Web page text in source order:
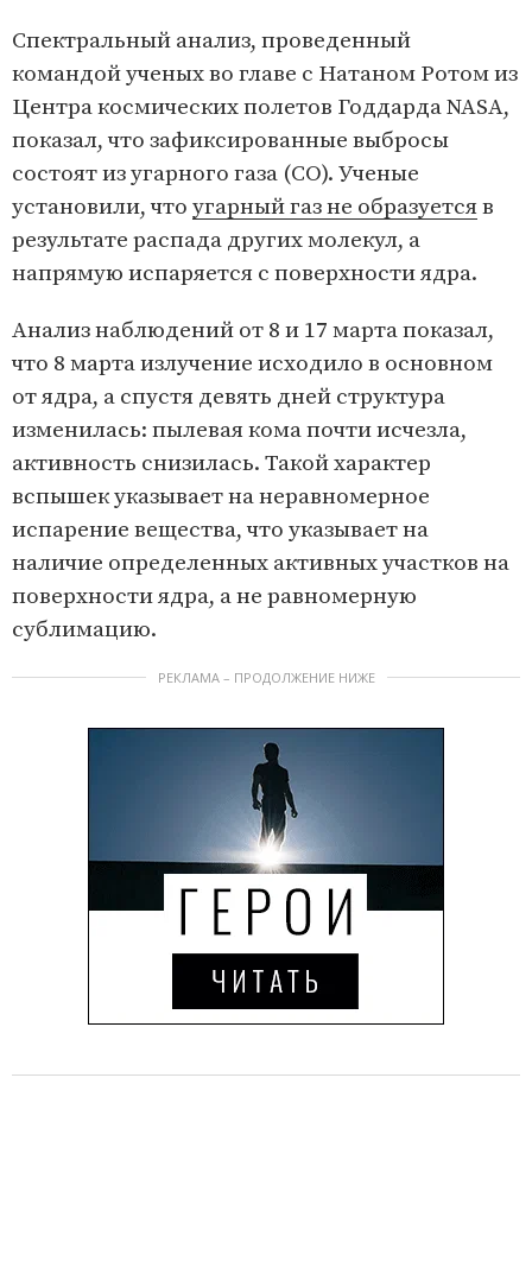
Спектральный анализ, проведенный
командой ученых во главе с Натаном Ротом из
Центра космических полетов Годдарда NASA,
показал, что зафиксированные выбросы
состоят из угарного газа (CO). Ученые
установили, что угарный газ не образуетсяв
результате распада других молекул, а
напрямую испаряется с поверхности ядра.
Анализ наблюдений от 8 и 17 марта показал,
что 8 марта излучение исходило в основном
от ядра, а спустя девять дней структура
изменилась: пылевая кома почти исчезла,
активность снизилась. Такой характер
вспышек указывает на неравномерное
испарение вещества, что указывает на
наличие определенных активных участков на
поверхности ядра, а не равномерную
сублимацию.
РЕКЛАМА – ПРОДОЛЖЕНИЕ НИЖЕ